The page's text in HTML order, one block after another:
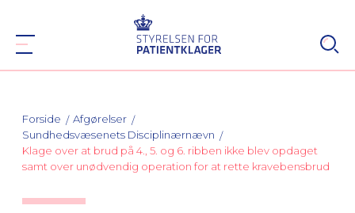
Forside
Afgørelser
Sundhedsvæsenets Disciplinærnævn
Klage over at brud på 4., 5. og 6. ribben ikke blev opdaget
samt over unødvendig operation for at rette kravebensbrud